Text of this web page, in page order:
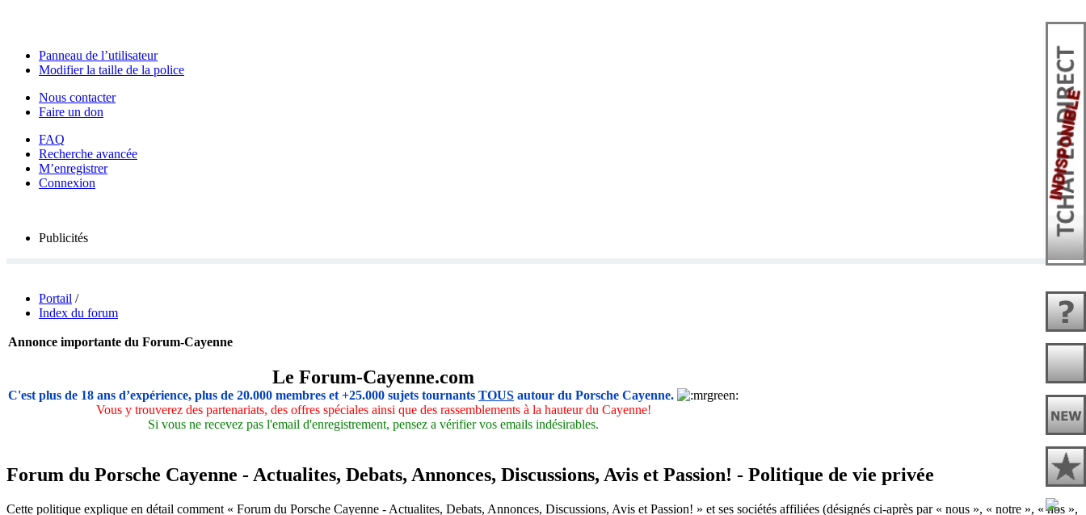
Panneau de l’utilisateur
Modifier la taille de la police
Nous contacter
Faire un don
FAQ
Recherche avancée
M’enregistrer
Connexion
Publicités
Portail /
Index du forum
Annonce importante du Forum-Cayenne
Le Forum-Cayenne.com
C'est plus de 18 ans d’expérience, plus de 20.000 membres et +25.000 sujets tournants TOUS autour du Porsche Cayenne.
Vous y trouverez des partenariats, des offres spéciales ainsi que des rassemblements à la hauteur du Cayenne!
Si vous ne recevez pas l'email d'enregistrement, pensez a vérifier vos emails indésirables.
Forum du Porsche Cayenne - Actualites, Debats, Annonces, Discussions, Avis et Passion! - Politique de vie privée
Cette politique explique en détail comment « Forum du Porsche Cayenne - Actualites, Debats, Annonces, Discussions, Avis et Passion! » et ses sociétés affiliées (désignés ci-après par « nous », « notre », « nos »,